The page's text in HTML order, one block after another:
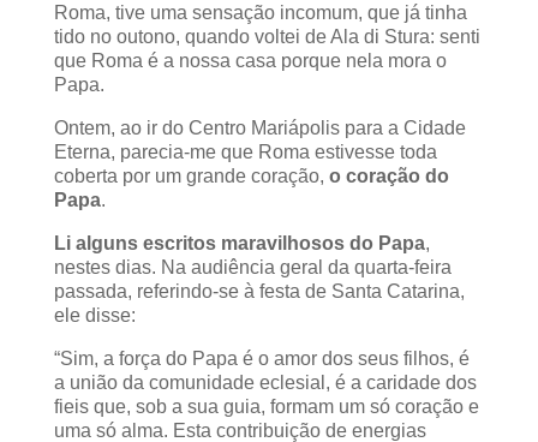
Roma, tive uma sensação incomum, que já tinha
tido no outono, quando voltei de Ala di Stura: senti
que Roma é a nossa casa porque nela mora o
Papa.
Ontem, ao ir do Centro Mariápolis para a Cidade
Eterna, parecia-me que Roma estivesse toda
coberta por um grande coração, o coração do
Papa.
Li alguns escritos maravilhosos do Papa,
nestes dias. Na audiência geral da quarta-feira
passada, referindo-se à festa de Santa Catarina,
ele disse:
“Sim, a força do Papa é o amor dos seus filhos, é
a união da comunidade eclesial, é a caridade dos
fieis que, sob a sua guia, formam um só coração e
uma só alma. Esta contribuição de energias